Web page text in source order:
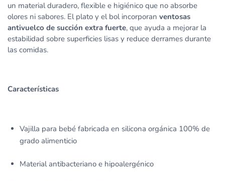
un material duradero, flexible e higiénico que no absorbe
olores ni sabores. El plato y el bol incorporan ventosas
antivuelco de succión extra fuerte, que ayuda a mejorar la
estabilidad sobre superficies lisas y reduce derrames durante
las comidas.
Características
Vajilla para bebé fabricada en silicona orgánica 100% de
grado alimenticio
Material antibacteriano e hipoalergénico